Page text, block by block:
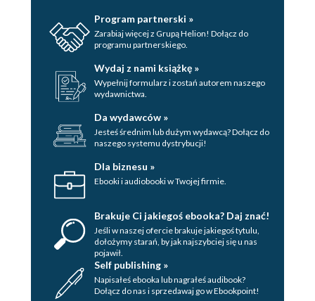
Program partnerski »
Zarabiaj więcej z Grupą Helion! Dołącz do
programu partnerskiego.
Wydaj z nami książkę »
Wypełnij formularz i zostań autorem naszego
wydawnictwa.
Da wydawców »
Jesteś średnim lub dużym wydawcą? Dołącz do
naszego systemu dystrybucji!
Dla biznesu »
Ebooki i audiobooki w Twojej firmie.
Brakuje Ci jakiegoś ebooka? Daj znać!
Jeśli w naszej ofercie brakuje jakiegoś tytulu,
dołożymy starań, by jak najszybciej się u nas
pojawił.
Self publishing »
Napisałeś ebooka lub nagrałeś audibook?
Dołącz do nas i sprzedawaj go w Ebookpoint!